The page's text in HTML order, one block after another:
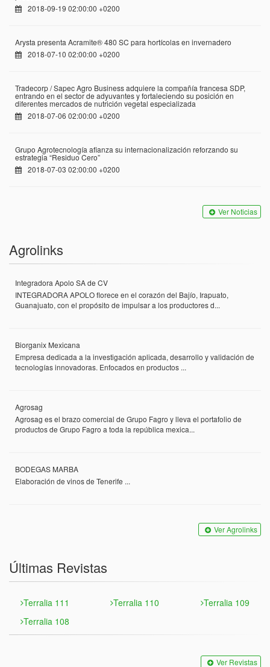
2018-09-19 02:00:00 +0200
Arysta presenta Acramite® 480 SC para hortícolas en invernadero
2018-07-10 02:00:00 +0200
Tradecorp / Sapec Agro Business adquiere la compañía francesa SDP,
entrando en el sector de adyuvantes y fortaleciendo su posición en
diferentes mercados de nutrición vegetal especializada
2018-07-06 02:00:00 +0200
Grupo Agrotecnología afianza su internacionalización reforzando su
estrategia “Residuo Cero”
2018-07-03 02:00:00 +0200
Ver Noticias
Agrolinks
Integradora Apolo SA de CV
INTEGRADORA APOLO florece en el corazón del Bajío, Irapuato,
Guanajuato, con el propósito de impulsar a los productores d...
Biorganix Mexicana
Empresa dedicada a la investigación aplicada, desarrollo y validación de
tecnologías innovadoras. Enfocados en productos ...
Agrosag
Agrosag es el brazo comercial de Grupo Fagro y lleva el portafolio de
productos de Grupo Fagro a toda la república mexica...
BODEGAS MARBA
Elaboración de vinos de Tenerife ...
Ver Agrolinks
Últimas Revistas
Terralia 111 Terralia 110
Terralia 109
Terralia 108
Ver Revistas